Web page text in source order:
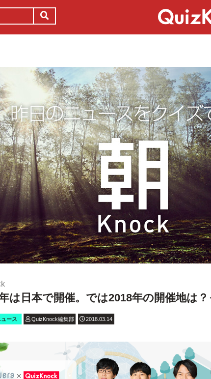
は日本で開催。では2018年の開催地は
ース QuizKnock編集部 2018.03.14